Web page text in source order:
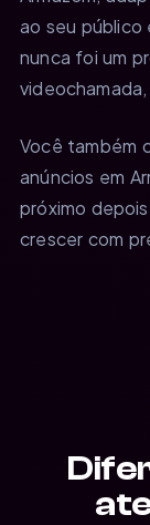
ao seu público
nunca foi um
Você também
anúncios em
próximo
crescer com